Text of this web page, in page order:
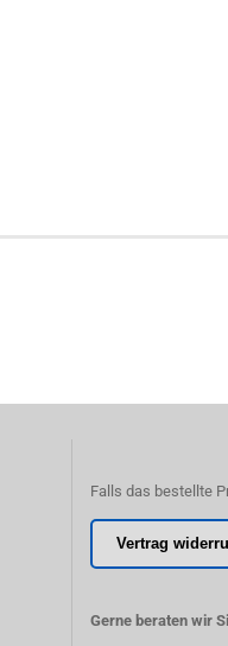
Falls das bestellte
Vertrag
Gerne beraten wir